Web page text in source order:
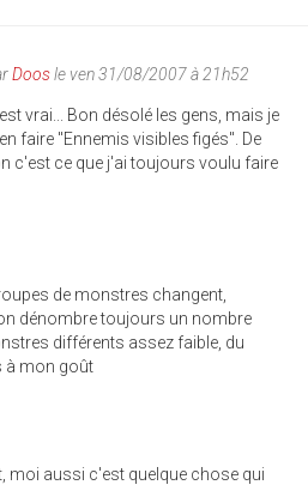
Doosle ven 31/08/2007 à 21h52
vrai... Bon désolé les gens, mais je
faire "Ennemis visibles figés". De
c'est ce que j'ai toujours voulu faire
de monstres changent,
dénombre toujours un nombre
différents assez faible, du
à mon goût
moi aussi c'est quelque chose qui